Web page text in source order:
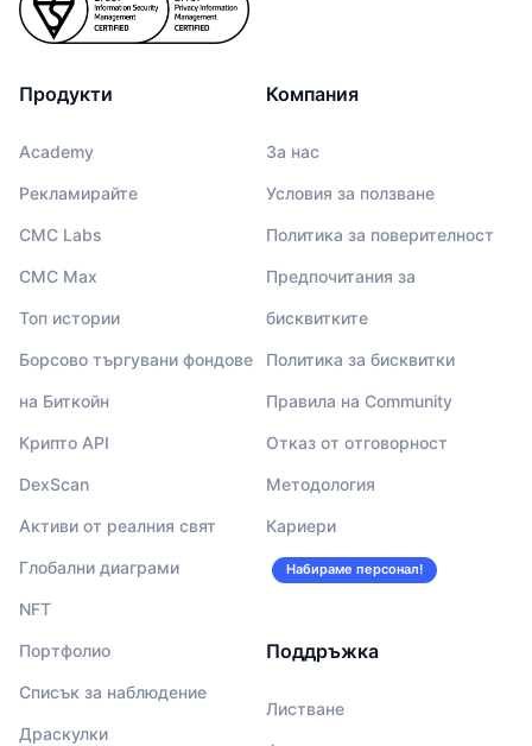
Продукти
Academy
Рекламирайте
CMC Labs
CMC Max
Топ истории
Борсово търгувани фондове
на Биткойн
Крипто API
DexScan
Активи от реалния свят
Глобални диаграми
NFT
Портфолио
Списък за наблюдение
Драскулки
Компания
За нас
Условия за ползване
Политика за поверителност
Предпочитания за
бисквитките
Политика за бисквитки
Правила на Community
Отказ от отговорност
Методология
Кариери
Набираме персонал!
Поддръжка
Листване